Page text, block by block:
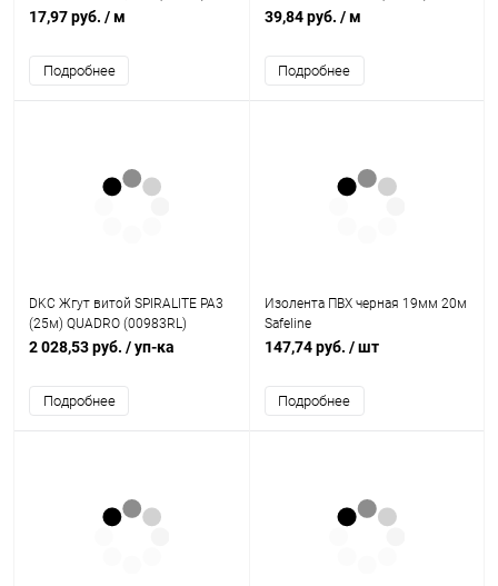
17,97 руб. / м
Подробнее
39,84 руб. / м
Подробнее
DKC Жгут витой SPIRALITE PA3
(25м) QUADRO (00983RL)
2 028,53 руб. / уп-ка
Подробнее
Изолента ПВХ черная 19мм 20м
Safeline
147,74 руб. / шт
Подробнее